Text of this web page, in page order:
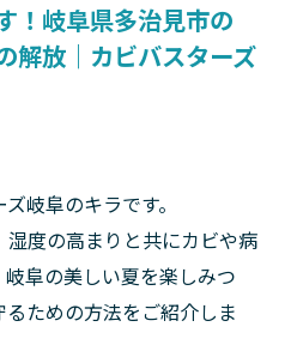
！岐阜県多治見市の
解放｜カビバスターズ
岐阜のキラです。
度の高まりと共にカビや病
阜の美しい夏を楽しみつ
ための方法をご紹介しま